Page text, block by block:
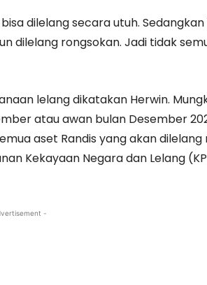
dilelang secara utuh. Sedangkan
dilelang rongsokan. Jadi tidak
lelang dikatakan Herwin.
atau awan bulan Desember
aset Randis yang akan dilelang
Kekayaan Negara dan Lelang
-